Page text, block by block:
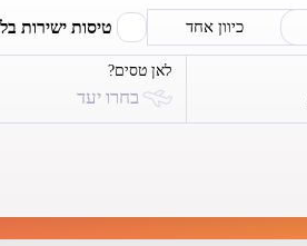
כיוון אחד טיסות ישירות
לאן טסים?
בחרו יעד